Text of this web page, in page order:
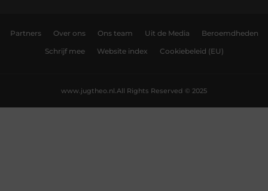
Partners Over ons Ons team Uit de Media Beroemdheden
Schrijf mee Website index Cookiebeleid (EU)
All Rights Reserved © 2025
www.jugtheo.nl.